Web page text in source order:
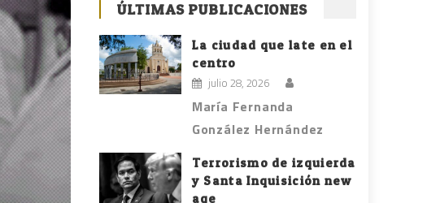
ÚLTIMAS PUBLICACIONES
La ciudad que late en el
centro
julio 28, 2026
María Fernanda
González Hernández
Terrorismo de izquierda
y Santa Inquisición new
age